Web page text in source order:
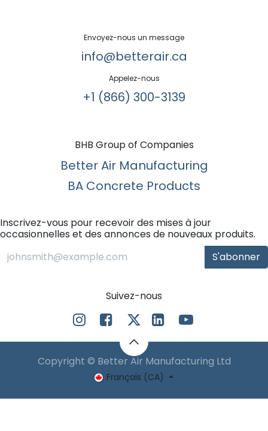
Envoyez-nous un message
info@betterair.ca
Appelez-nous
+1 (866) 300-3139​
BHB Group of Companies
Better Air Manufacturing
BA Concrete Products
Inscrivez-vous pour recevoir des mises à jour
occasionnelles et des annonces de nouveaux produits.
S'abonner
Suivez-nous
Copyright © Better Air Manufacturing Ltd
Français (CA)